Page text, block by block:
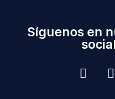
Síguenos en